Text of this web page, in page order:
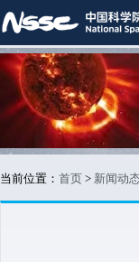
当前位置： 首页 > 新闻动